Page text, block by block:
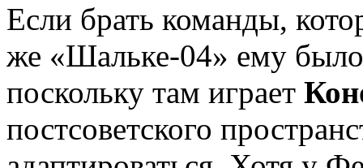
Если брать команды,
же «Шальке-04» ему
поскольку там играет
постсоветского